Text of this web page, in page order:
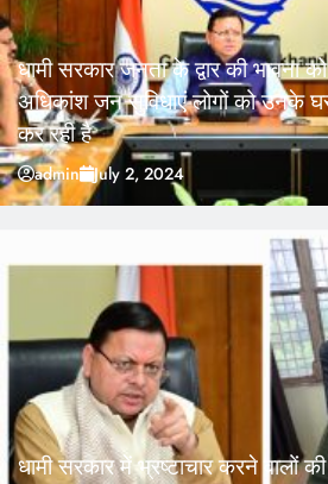
धामी सरकार जनता के द्वार की भावना
अधिकांश जन सुविधाएं लोगों को उनके
कर रही है
admin July 2, 2024
धामी सरकार में भ्रष्टाचार करने वालों